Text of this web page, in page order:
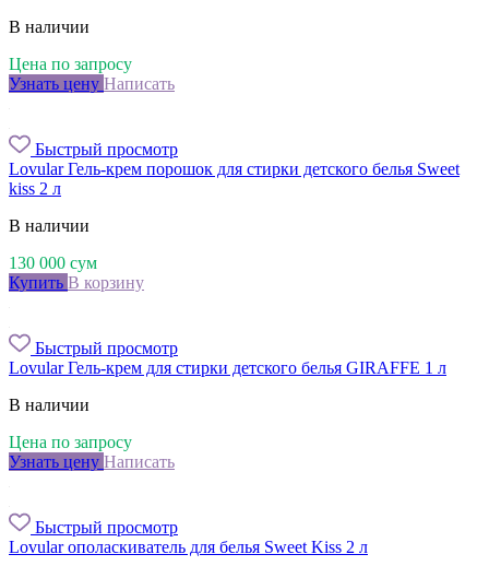
В наличии
Цена по запросу
Узнать цену Написать
Быстрый просмотр
Lovular Гель-крем порошок для стирки детского белья Sweet
kiss 2 л
В наличии
130 000 сум
Купить В корзину
Быстрый просмотр
Lovular Гель-крем для стирки детского белья GIRAFFE 1 л
В наличии
Цена по запросу
Узнать цену Написать
Быстрый просмотр
Lovular ополаскиватель для белья Sweet Kiss 2 л